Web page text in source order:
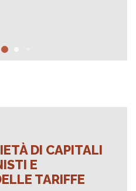
TUTELA DEGLI
COLLETTIVI
AZIONE DI CLASSE TIPICA E